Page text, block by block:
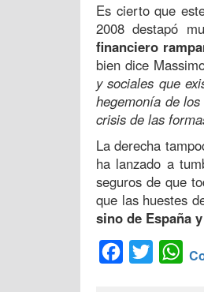
Es cierto que
2008 destapó
financiero
bien dice
y sociales que
hegemonía de
crisis de las
La derecha
ha lanzado a
seguros de que
que las huestes
sino de España
Facebook
Twitter